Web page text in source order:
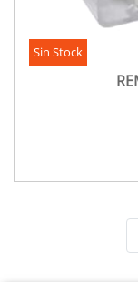
Sin Stock